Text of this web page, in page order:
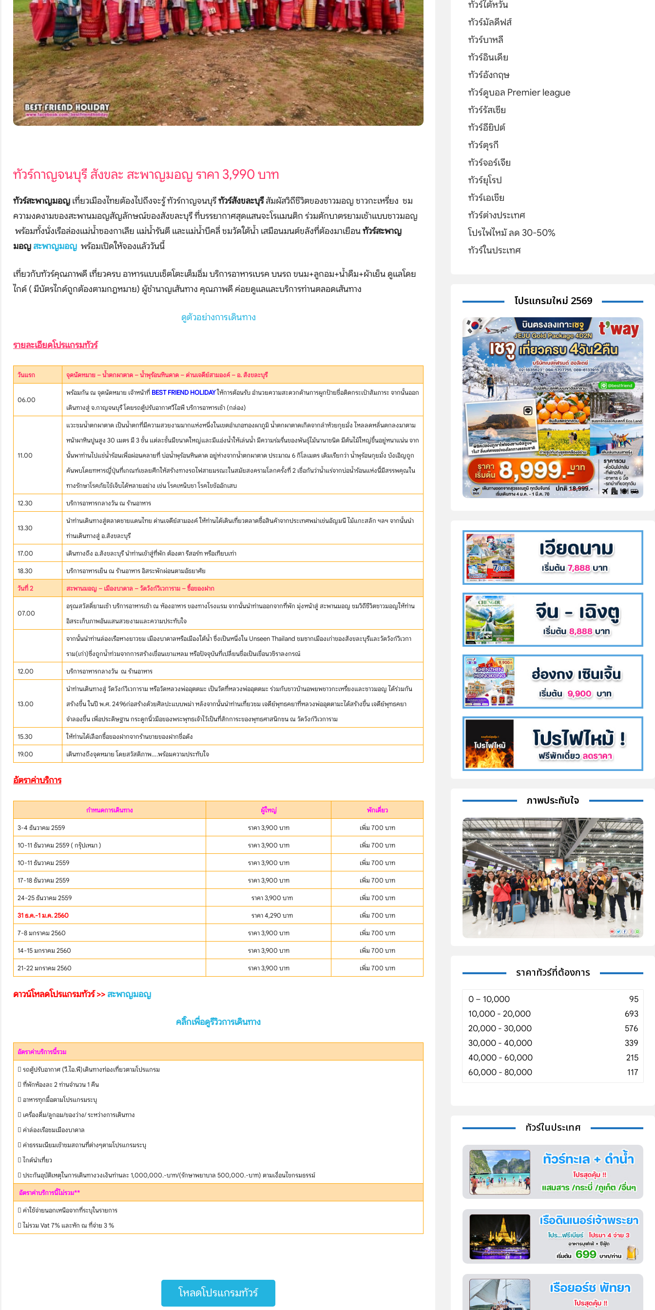
บริษัทเบสเฟรนด์ ฮอลิเดย์
เส้นทางที่ต้องการ
Share
หน้าแรก
ทัวร์ต่างประเทศ
จัดกรุ๊ปต่างประเทศ
โปรไฟไหม้
ทัวร์ในประเทศ
เรือเจ้าพระยา
บริการอื่นๆ
ติดต่อเรา
ทัวร์กาญจนบุรี สังขละ สะพาญมอญ ราคา 3,990 บาท
ทัวร์สะพาญมอญ เที่ยวเมืองไทยต้องไปถึงจะรู้ ทัวร์กาญจนบุรีทัวร์สังขละบุรีสัมผัสวิถีชีวิตของชาวมอญ ชาวกะเหรี่ยง ชม
ความงดงามของสะพานมอญสัญลักษณ์ของสังขละบุรี ที่บรรยากาศสุดแสนจะโรแมนติก ร่วมตักบาตรยามเช้าแบบชาวมอญ
พร้อมทั้งนั่งเรือล่องแม่น้ำซองกาเลีย แม่น้ำรันตี และแม่น้ำบีคลี่ ชมวัดใต้น้ำ เสมือนมนต์ขลังที่ต้องมาเยือนทัวร์สะพาญ
มอญ สะพาญมอญ พร้อมเปิดให้จองแล้ววันนี้
เที่ยวกับทัวร์คุณภาพดี เที่ยวครบ อาหารแบบเซ็ตโตะเต็มอิ่ม บริการอาหารเบรค บนรถ ขนม+ลูกอม+น้ำดืม+ผ้าเย็น ดูแลโดย
ไกด์ ( มีบัตรไกด์ถูกต้องตามกฎหมาย) ผู้ชำนาญเส้นทาง คุณภาพดี ค่อยดูแลและบริการท่านตลอดเส้นทาง
ดูตัวอย่างการเดินทาง
รายละเอียดโปรแกรมทัวร์
วันแรก จุดนัดหมาย – น้ำตกผาตาด – น้ำพุร้อนหินดาด – ด่านเจดีย์สามองค์ – อ. สังขละบุรี
06.00
พร้อมกัน ณ จุดนัดหมาย เจ้าหน้าที่ BEST FRIEND HOLIDAYให้การต้อนรับ อำนวยความสะดวกด้านการผูกป้ายชื่อติดกระเป๋าสัมภาระ จากนั้นออก
เดินทางสู่ จ.กาญจนบุรี โดยรถตู้ปรับอากาศวีไอพี บริการอาหารเช้า (กล่อง)
11.00
แวะชมน้ำตกผาตาด เป็นน้ำตกที่มีความสวยงามมากแห่งหนึ่งในเขตอำเภอทองผาภูมิ น้ำตกผาตาดเกิดจากลำห้วยกุยมั่ง ไหลลดหลั่นตกลงมาตาม
หน้าผาหินปูนสูง 30 เมตร มี 3 ชั้น แต่ละชั้นมีขนาดใหญ่และมีแอ่งน้ำให้เล่นน้ำ มีความร่มรื่นของพันธุ์ไม้นานาชนิด มีต้นไม้ใหญ่ขึ้นอยู่หนาแน่น จาก
นั้นพาท่านไปแช่น้ำร้อนเพื่อผ่อนคลายที่ บ่อน้ำพุร้อนหินดาด อยู่ห่างจากน้ำตกผาตาด ประมาณ 6 กิโลเมตร เดิมเรียกว่า น้ำพุร้อนกุยมั่ง บังเอิญถูก
ค้นพบโดยทหารญี่ปุ่นที่เกณฑ์เชลยศึกให้สร้างทางรถไฟสายมรณะในสมัยสงครามโลกครั้งที่ 2 เชื่อกันว่าน้ำแร่จากบ่อน้ำร้อนแห่งนี้มีสรรพคุณใน
ทางรักษาโรคภัยไข้เจ็บได้หลายอย่าง เช่น โรคเหน็บชา โรคไขข้ออักเสบ
12.30 บริการอาหารกลางวัน ณ ร้านอาหาร
13.30
นำท่านเดินทางสู่ตลาดชายแดนไทย ด่านเจดีย์สามองค์ ให้ท่านได้เดินเที่ยวตลาดซื้อสินค้าจากประเทศพม่าเช่นอัญมนี ไม้แกะสลัก ฯลฯ จากนั้นนำ
ท่านเดินทางสู่ อ.สังขละบุรี
17.00 เดินทางถึง อ.สังขละบุรี นำท่านเข้าสู่ที่พัก ต้องตา รีสอร์ท หรือเทียบเท่า
18.30 บริการอาหารเย็น ณ ร้านอาหาร อิสระพักผ่อนตามอัธยาศัย
วันที่ 2 สะพานมอญ – เมืองบาดาล – วัดวังก์วิเวการาม – ซื้อของฝาก
07.00
อรุณสวัสดิ์ยามเช้า บริการอาหารเช้า ณ ห้องอาหาร ของทางโรงแรม จากนั้นนำท่านออกจากที่พัก มุ่งหน้าสู่ สะพานมอญ ชมวิถีชีวิตชาวมอญให้ท่าน
อิสระเก็บภาพอันแสนสวยงามและความประทับใจ
จากนั้นนำท่านล่องเรือหางยาวชม เมืองบาดาลหรือเมืองใต้น้ำ ซึ่งเป็นหนึ่งใน Unseen Thailand ชมซากเมืองเก่าของสังขละบุรีและวัดวังก์วิเวกา
ราม(เก่า)ซึ่งถูกน้ำท่วมจากการสร้างเขื่อนเขาแหลม หรือปัจจุบันที่เปลี่ยนชื่อเป็นเขื่อนวชิราลงกรณ์
12.00 บริการอาหารกลางวัน ณ ร้านอาหาร
13.00
นำท่านเดินทางสู่ วัดวังก์วิเวการาม หรือวัดหลวงพ่ออุตตมะ เป็นวัดที่หลวงพ่ออุตตมะ ร่วมกับชาวบ้านอพยพชาวกะเหรี่ยงและชาวมอญ ได้ร่วมกัน
สร้างขึ้น ในปี พ.ศ. 2496ก่อสร้างด้วยศิลปะแบบพม่า หลังจากนั้นนำท่านเที่ยวชม เจดีย์พุทธคยาที่หลวงพ่ออุตตามะได้สร้างขึ้น เจดีย์พุทธคยา
จำลองขึ้น เพื่อประดิษฐาน กระดูกนิ้วมือของพระพุทธเจ้าไว้เป็นที่สักการะของพุทธศาสนิกชน ณ วัดวังก์วิเวการาม
15.30 ให้ท่านได้เลือกซื้อของฝากจากร้านขายของฝากชื่อดัง
19.00 เดินทางถึงจุดหมาย โดยสวัสดิภาพ….พร้อมความประทับใจ
อัตราค่าบริการ
กำหนดการเดินทาง ผู้ใหญ่ พักเดี่ยว
3-4 ธันวาคม 2559 ราคา 3,900 บาท เพิ่ม 700 บาท
10-11 ธันวาคม 2559 ( กรุ๊ปเหมา ) ราคา 3,900 บาท เพิ่ม 700 บาท
10-11 ธันวาคม 2559 ราคา 3,900 บาท เพิ่ม 700 บาท
17-18 ธันวาคม 2559 ราคา 3,900 บาท เพิ่ม 700 บาท
24-25 ธันวาคม 2559 ราคา 3,900 บาท เพิ่ม 700 บาท
31 ธ.ค.-1 ม.ค. 2560 ราคา 4,290 บาท เพิ่ม 700 บาท
7-8 มกราคม 2560 ราคา 3,900 บาท เพิ่ม 700 บาท
14-15 มกราคม 2560 ราคา 3,900 บาท เพิ่ม 700 บาท
21-22 มกราคม 2560 ราคา 3,900 บาท เพิ่ม 700 บาท
ดาวน์โหลดโปรแกรมทัวร์ >> สะพาญมอญ
คลิ๊กเพื่อดูรีวิวการเดินทาง
อัตราค่าบริการนี้รวม
 รถตู้ปรับอากาศ (วี.ไอ.พี)เดินทางท่องเที่ยวตามโปรแกรม
 ที่พักห้องละ 2 ท่านจำนวน 1 คืน
 อาหารทุกมื้อตามโปรแกรมระบุ
 เครื่องดื่ม/ลูกอม/ของว่าง/ ระหว่างการเดินทาง
 ค่าล่องเรือชมเมืองบาดาล
 ค่าธรรมเนียมเข้าชมสถานที่ต่างๆตามโปรแกรมระบุ
 ไกด์นำเที่ยว
 ประกันอุบัติเหตุในการเดินทางวงเงินท่านละ 1,000,000.-บาท/(รักษาพยาบาล 500,000.-บาท) ตามเงื่อนไขกรมธรรม์
อัตราค่าบริการนี้ไม่รวม**
 ค่าใช้จ่ายนอกเหนือจากที่ระบุในรายการ
 ไม่รวม Vat 7% และหัก ณ ที่จ่าย 3 %
โหลดโปรแกรมทัวร์
ทัวร์ไต้หวัน
ทัวร์มัลดีฟส์
ทัวร์บาหลี
ทัวร์อินเดีย
ทัวร์อังกฤษ
ทัวร์ดูบอล Premier league
ทัวร์รัสเซีย
ทัวร์อียิปต์
ทัวร์ตุรกี
ทัวร์จอร์เจีย
ทัวร์ยุโรป
ทัวร์เอเชีย
ทัวร์ต่างประเทศ
โปรไฟไหม้ ลด 30-50%
ทัวร์ในประเทศ
โปรแกรมใหม่ 2569
ภาพประทับใจ
ราคาทัวร์ที่ต้องการ
0 – 10,000
95
10,000 - 20,000
693
20,000 - 30,000
576
30,000 - 40,000
339
40,000 - 60,000
215
60,000 - 80,000
117
ทัวร์ในประเทศ